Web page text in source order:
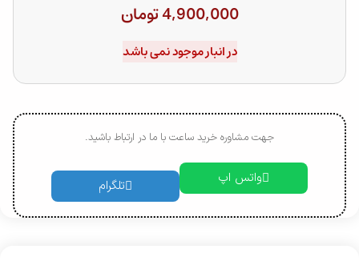
4,900,000تومان
در انبار موجود نمی باشد
جهت مشاوره خرید ساعت با ما در ارتباط باشید.
واتس اپ تلگرام